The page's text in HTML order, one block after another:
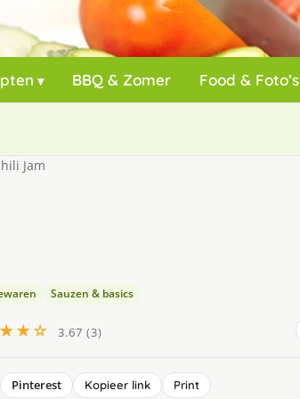
BBQ & Zomer Food & Foto’s
Jam
Sauzen & basics
3.67 (3)
Pinterest Kopieer link Print